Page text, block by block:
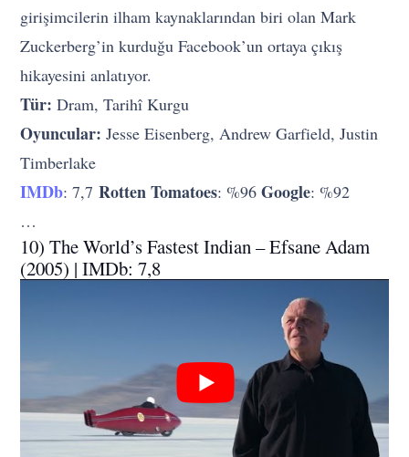
girişimcilerin ilham kaynaklarından biri olan Mark
Zuckerberg’in kurduğu Facebook’un ortaya çıkış
hikayesini anlatıyor.
Tür: Dram, Tarihî Kurgu
Oyuncular: Jesse Eisenberg, Andrew Garfield, Justin
Timberlake
IMDb: 7,7Rotten Tomatoes: %96Google: %92
…
10) The World’s Fastest Indian – Efsane Adam
(2005) | IMDb: 7,8